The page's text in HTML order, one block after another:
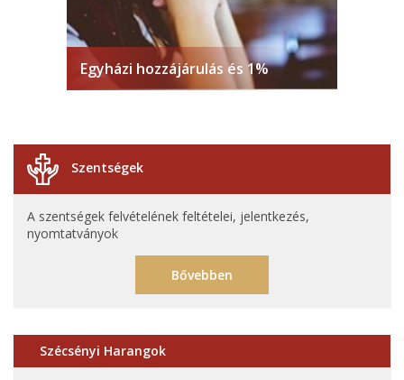
Egyházi hozzájárulás és 1%
Szentségek
A szentségek felvételének feltételei, jelentkezés,
nyomtatványok
Bővebben
Szécsényi Harangok